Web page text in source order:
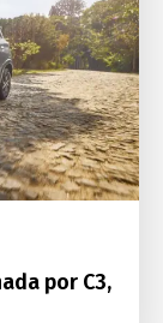
por C3,